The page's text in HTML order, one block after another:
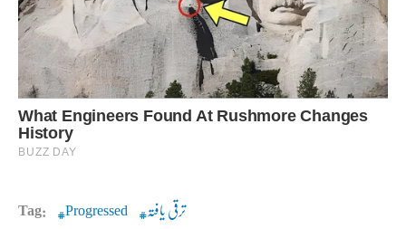
Tag: Progressed ترقی یافتہ